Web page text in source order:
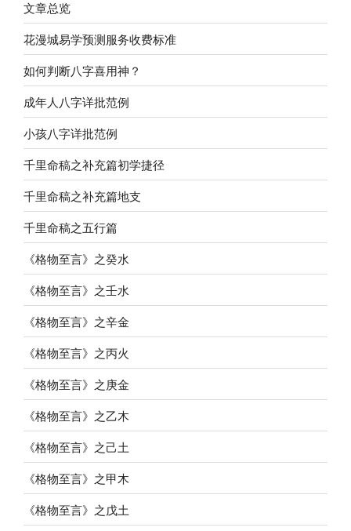
文章总览
花漫城易学预测服务收费标准
如何判断八字喜用神？
成年人八字详批范例
小孩八字详批范例
千里命稿之补充篇初学捷径
千里命稿之补充篇地支
千里命稿之五行篇
《格物至言》之癸水
《格物至言》之壬水
《格物至言》之辛金
《格物至言》之丙火
《格物至言》之庚金
《格物至言》之乙木
《格物至言》之己土
《格物至言》之甲木
《格物至言》之戊土